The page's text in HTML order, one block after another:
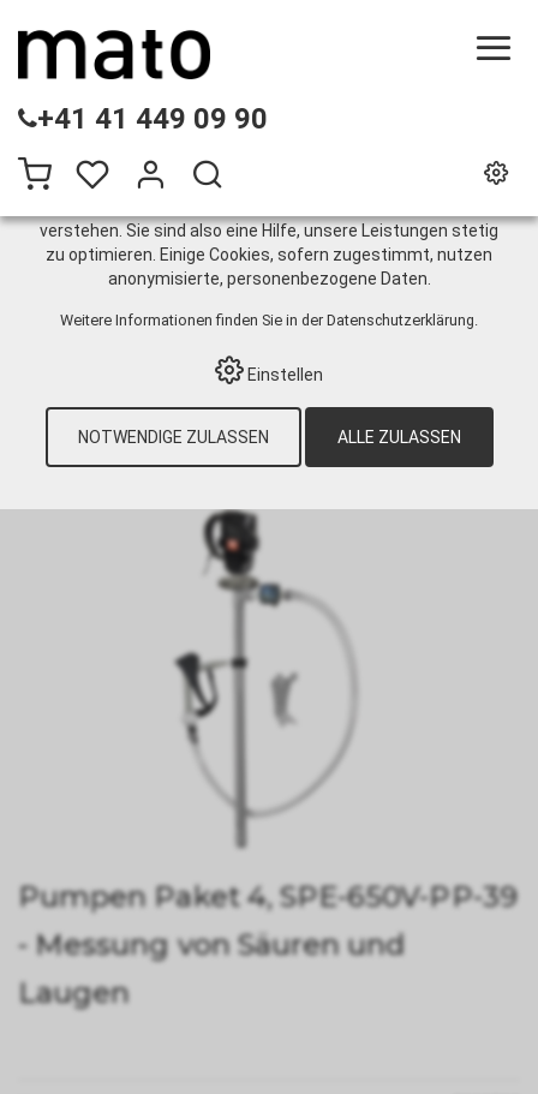
+41 41 449 09 90
PP
INDUSTRIETECHNIK
CHEMIE-/PHARMA-/LEBENSMITTELINDUSTRIE
PUMPEN › FASSPUMPEN › PAKETE › PP ›
PUMPEN PAKET 4, SPE-650V-PP-39 -
Pumpen Paket 4, SPE-650V-PP-39
- Messung von Säuren und
Laugen
DIESE WEBSITE VERWENDET COOKIES
Wir nutzen auf unserer Website verschiedene Cookies:
Einige sind notwendig für den korrekten Betrieb der Website,
andere ermöglichen Ihnen mehr Funktionalitäten, und noch
verstehen. Sie sind also eine Hilfe, unsere Leistungen stetig
zu optimieren. Einige Cookies, sofern zugestimmt, nutzen
anonymisierte, personenbezogene Daten.
Weitere Informationen finden Sie in der Datenschutzerklärung.
Einstellen
NOTWENDIGE ZULASSEN ALLE ZULASSEN